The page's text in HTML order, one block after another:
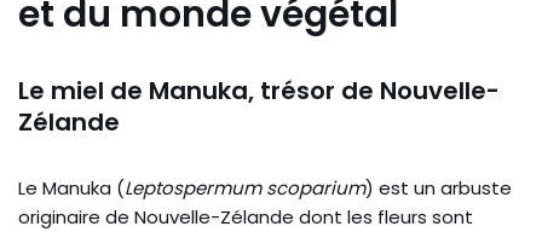
et du monde végétal
Le miel de Manuka, trésor de Nouvelle-
Zélande
Le Manuka (Leptospermum scoparium) est un arbuste
originaire de Nouvelle-Zélande dont les fleurs sont